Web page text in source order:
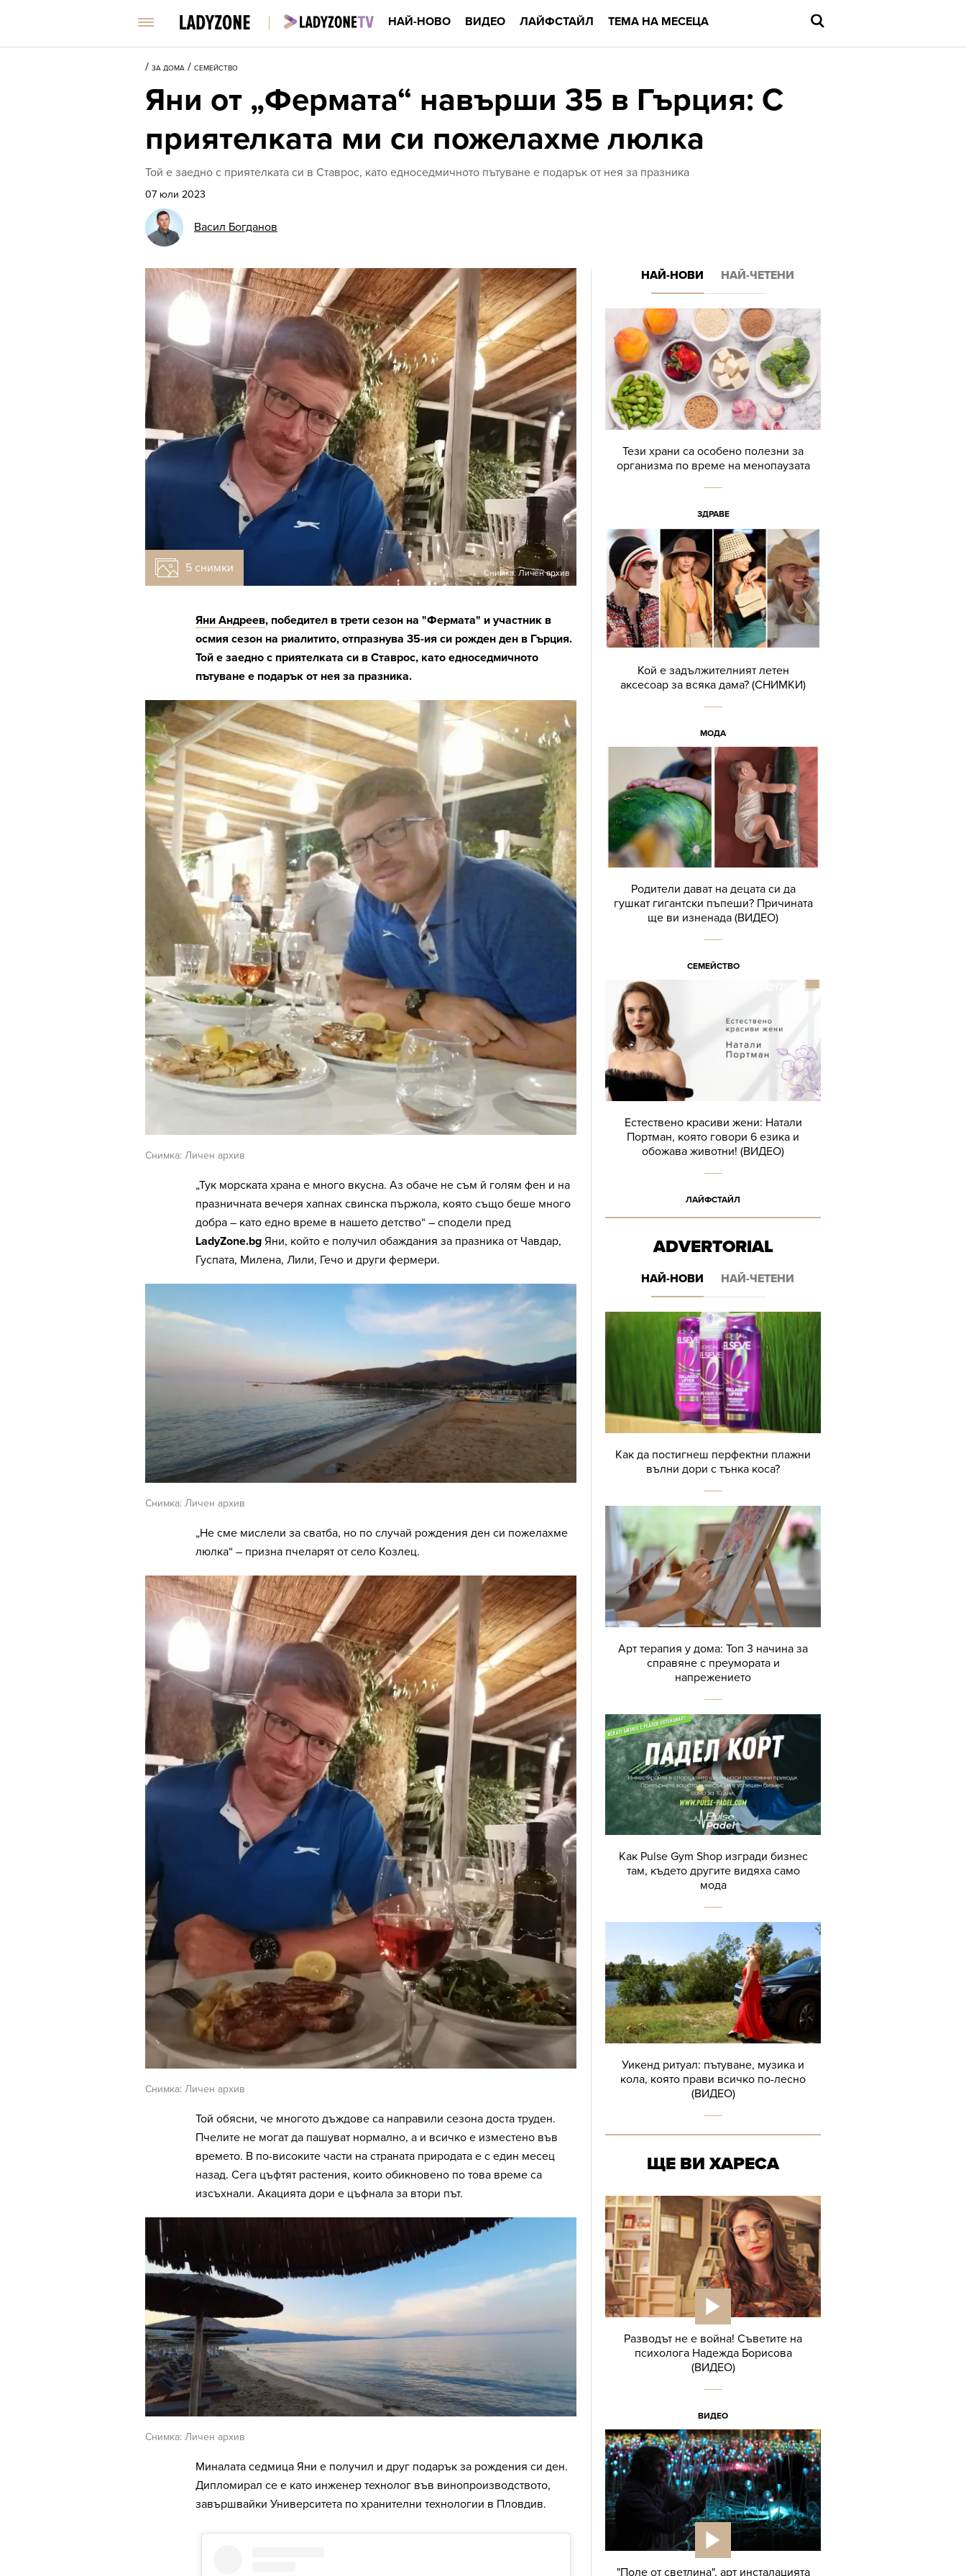
НАЙ-НОВО ВИДЕО ЛАЙФСТАЙЛ ТЕМА НА МЕСЕЦА
/ ЗА ДОМА / СЕМЕЙСТВО
Яни от „Фермата“ навърши 35 в Гърция: С
приятелката ми си пожелахме люлка
Той е заедно с приятелката си в Ставрос, като едноседмичното пътуване е подарък от нея за празника
07 юли 2023
Васил Богданов
5 снимки Снимка: Личен архив
Яни Андреев, победител в трети сезон на "Фермата" и участник в
осмия сезон на риалитито, отпразнува 35-ия си рожден ден в Гърция.
Той е заедно с приятелката си в Ставрос, като едноседмичното
пътуване е подарък от нея за празника.
Снимка: Личен архив
„Тук морската храна е много вкусна. Аз обаче не съм й голям фен и на
празничната вечеря хапнах свинска пържола, която също беше много
добра – като едно време в нашето детство“ – сподели пред
LadyZone.bg Яни, който е получил обаждания за празника от Чавдар,
Гуспата, Милена, Лили, Гечо и други фермери.
Снимка: Личен архив
„Не сме мислели за сватба, но по случай рождения ден си пожелахме
люлка“ – призна пчеларят от село Козлец.
Снимка: Личен архив
Той обясни, че многото дъждове са направили сезона доста труден.
Пчелите не могат да пашуват нормално, а и всичко е изместено във
времето. В по-високите части на страната природата е с един месец
назад. Сега цъфтят растения, които обикновено по това време са
изсъхнали. Акацията дори е цъфнала за втори път.
Снимка: Личен архив
Миналата седмица Яни е получил и друг подарък за рождения си ден.
Дипломирал се е като инженер технолог във винопроизводството,
завършвайки Университета по хранителни технологии в Пловдив.
НАЙ-НОВИ НАЙ-ЧЕТЕНИ
Тези храни са особено полезни за
организма по време на менопаузата
ЗДРАВЕ
Кой е задължителният летен
аксесоар за всяка дама? (СНИМКИ)
МОДА
Родители дават на децата си да
гушкат гигантски пъпеши? Причината
ще ви изненада (ВИДЕО)
СЕМЕЙСТВО
Естествено красиви жени: Натали
Портман, която говори 6 езика и
обожава животни! (ВИДЕО)
ЛАЙФСТАЙЛ
ADVERTORIAL
НАЙ-НОВИ НАЙ-ЧЕТЕНИ
Как да постигнеш перфектни плажни
вълни дори с тънка коса?
Арт терапия у дома: Топ 3 начина за
справяне с преумората и
напрежението
Как Pulse Gym Shop изгради бизнес
там, където другите видяха само
мода
Уикенд ритуал: пътуване, музика и
кола, която прави всичко по-лесно
(ВИДЕО)
ЩЕ ВИ ХАРЕСА
Разводът не е война! Съветите на
психолога Надежда Борисова
(ВИДЕО)
ВИДЕО
"Поле от светлина", арт инсталацията